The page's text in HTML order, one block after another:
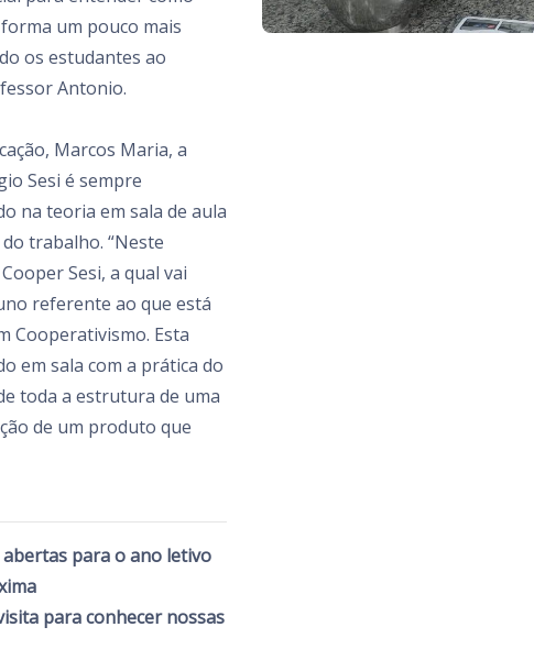
um pouco mais
os estudantes ao
Antonio.
Marcos Maria, a
Sesi é sempre
na teoria em sala de aula
trabalho. “Neste
Sesi, a qual vai
referente ao que está
Cooperativismo. Esta
em sala com a prática do
toda a estrutura de uma
de um produto que
abertas para o ano letivo
para conhecer nossas